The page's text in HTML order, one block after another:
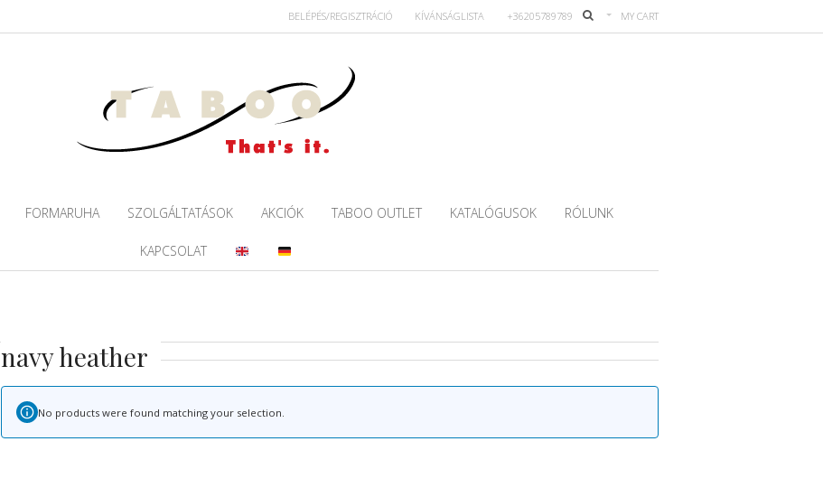
MY CART
BELÉPÉS/REGISZTRÁCIÓ KÍVÁNSÁGLISTA +36205789789
FORMARUHA SZOLGÁLTATÁSOK AKCIÓK TABOO OUTLET KATALÓGUSOK RÓLUNK
KAPCSOLAT
navy heather
No products were found matching your selection.